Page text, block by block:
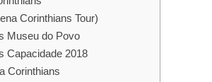
Corinthians Tour)
Museu do Povo
Capacidade 2018
Corinthians